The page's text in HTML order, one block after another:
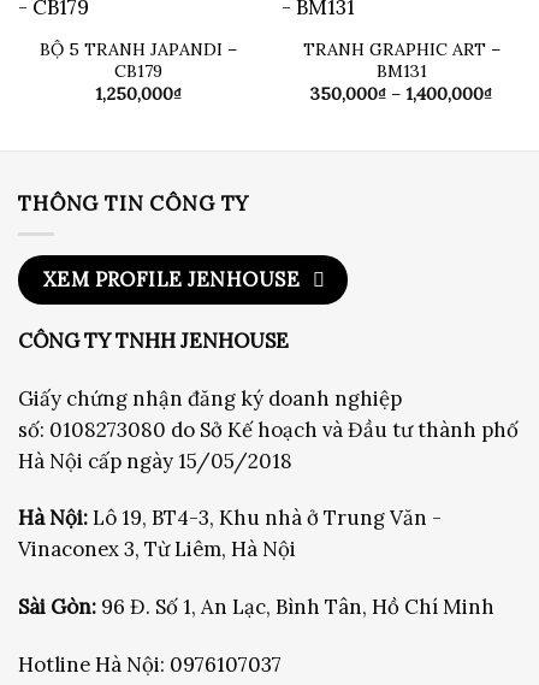
BỘ 5 TRANH JAPANDI –
CB179
1,250,000₫
TRANH GRAPHIC ART –
BM131
350,000₫ – 1,400,000₫
THÔNG TIN CÔNG TY
XEM PROFILE JENHOUSE
CÔNG TY TNHH JENHOUSE
Giấy chứng nhận đăng ký doanh nghiệp
số: 0108273080 do Sở Kế hoạch và Đầu tư thành phố
Hà Nội cấp ngày 15/05/2018
Hà Nội:Lô 19, BT4-3, Khu nhà ở Trung Văn -
Vinaconex 3, Từ Liêm, Hà Nội
Sài Gòn: 96 Đ. Số 1, An Lạc, Bình Tân, Hồ Chí Minh
Hotline Hà Nội: 0976107037